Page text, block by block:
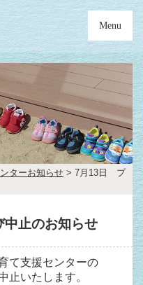
Menu
ターお知らせ > 7月13日 プ
止のお知らせ
て支援センターの
止いたします。